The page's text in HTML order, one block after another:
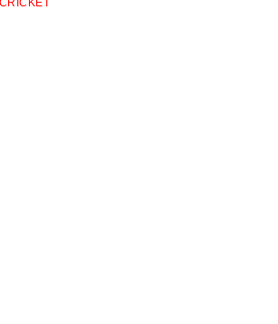
CRICKET